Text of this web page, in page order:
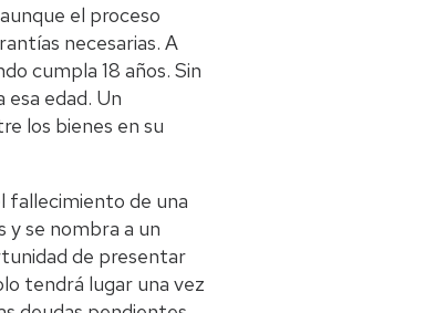
el proceso
necesarias. A
cumpla 18 años. Sin
edad. Un
los bienes en su
fallecimiento de una
se nombra a un
de presentar
tendrá lugar una vez